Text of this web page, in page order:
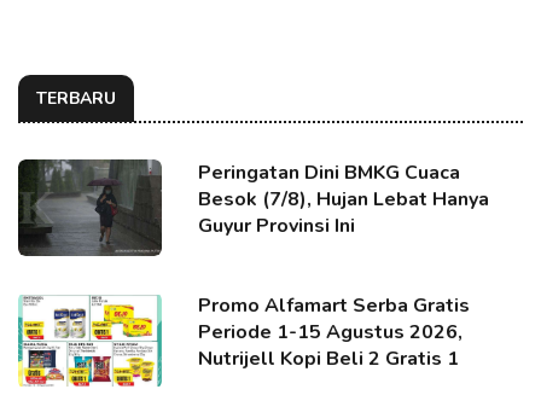
TERBARU
Peringatan Dini BMKG Cuaca
Besok (7/8), Hujan Lebat Hanya
Guyur Provinsi Ini
Promo Alfamart Serba Gratis
Periode 1-15 Agustus 2026,
Nutrijell Kopi Beli 2 Gratis 1